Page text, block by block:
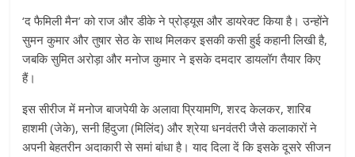
‘द फैमिली मैन’ को राज और डीके ने प्रोड्यूस और डायरेक्ट किया है। उन्होंने
सुमन कुमार और तुषार सेठ के साथ मिलकर इसकी कसी हुई कहानी लिखी है,
जबकि सुमित अरोड़ा और मनोज कुमार ने इसके दमदार डायलॉग तैयार किए
हैं।
इस सीरीज में मनोज बाजपेयी के अलावा प्रियामणि, शरद केलकर, शारिब
हाशमी (जेके), सनी हिंदुजा (मिलिंद) और श्रेया धनवंतरी जैसे कलाकारों ने
अपनी बेहतरीन अदाकारी से समां बांधा है। याद दिला दें कि इसके दूसरे सीजन